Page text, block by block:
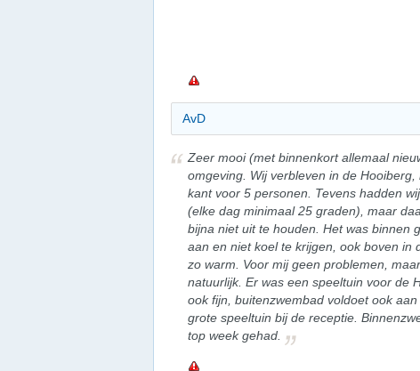
AvD
Zeer mooi (met binnenkort allemaal
omgeving. Wij verbleven in de
kant voor 5 personen. Tevens hadden
(elke dag minimaal 25 graden), maar
bijna niet uit te houden. Het was binnen
aan en niet koel te krijgen, ook boven in
zo warm. Voor mij geen problemen,
natuurlijk. Er was een speeltuin voor de
ook fijn, buitenzwembad voldoet ook
grote speeltuin bij de receptie.
top week gehad.